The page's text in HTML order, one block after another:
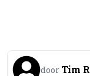
door Tim